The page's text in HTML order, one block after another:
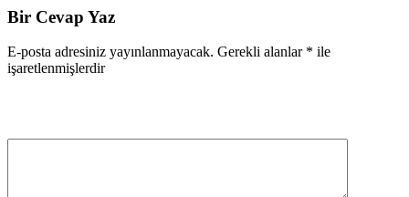
Bir Cevap Yaz
E-posta adresiniz yayınlanmayacak. Gerekli alanlar * ile
işaretlenmişlerdir